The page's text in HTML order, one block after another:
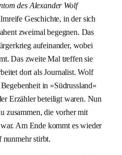
des Alexander Wolf
Geschichte, in der sich
zweimal begegnen. Das
aufeinander, wobei
Das zweite Mal treffen sie
dort als Journalist. Wolf
in »Südrussland«
Erzähler beteiligt waren. Nun
zusammen, die vorher mit
Am Ende kommt es wieder
nunmehr stirbt.